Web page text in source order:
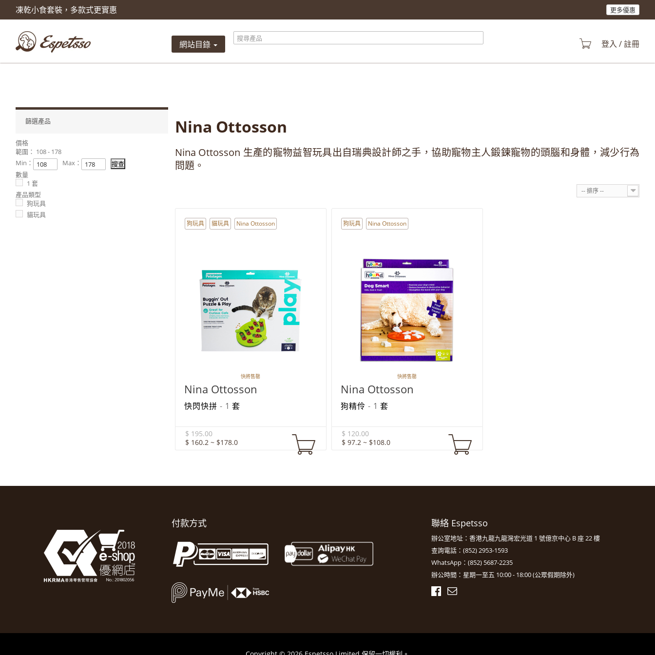
凍乾小食套裝，多款式更實惠 更多優惠
產品已被加入到購物車
數量
總計
產品總計$ 0.00
總計$ 0.00
繼續購物
前往結算
網站目錄 登入 / 註冊
篩選產品
價格
範圍： 108 - 178
Min：
Max：
數量
1 套
產品類型
狗玩具
貓玩具
Nina Ottosson
Nina Ottosson 生產的寵物益智玩具出自瑞典設計師之手，協助寵物主人鍛鍊寵物的頭腦和身體，減少行為
問題。
-- 排序 --
狗玩具 貓玩具 Nina Ottosson
快將售罄
Nina Ottosson
快閃快拼 - 1 套
$ 195.00
$ 160.2 ~ $178.0
狗玩具 Nina Ottosson
快將售罄
Nina Ottosson
狗精伶 - 1 套
$ 120.00
$ 97.2 ~ $108.0
付款方式 聯絡 Espetsso
辦公室地址：香港九龍九龍灣宏光道 1 號億京中心 B 座 22 樓
查詢電話：(852) 2953-1593
WhatsApp：(852) 5687-2235
辦公時間：星期一至五 10:00 - 18:00 (公眾假期除外)